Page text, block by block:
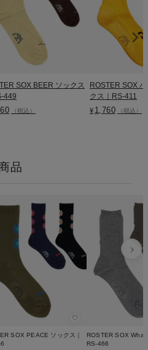
SOX BEER ソックス
449
（税込）
ROSTER SOX
クス｜RS-411
¥ 1,760 （税込）
品
♡
SOX PEACE ソックス｜
ROSTER SOX
RS-466